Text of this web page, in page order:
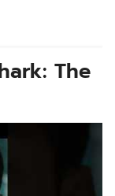
The